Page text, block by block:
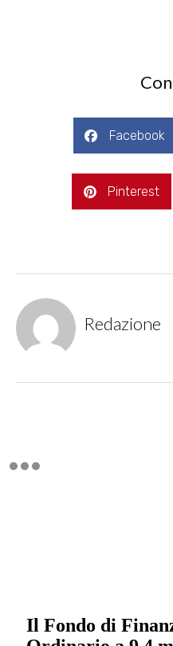
Facebook
Pinterest
Redazione
Il Fondo di